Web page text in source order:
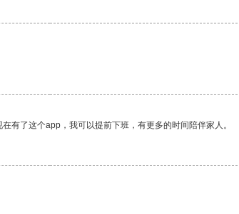
有了这个app，我可以提前下班，有更多的时间陪伴家人。